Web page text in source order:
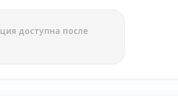
доступна после